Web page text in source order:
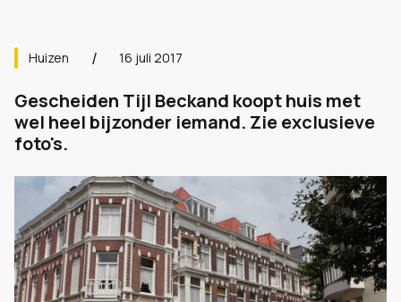
Huizen 16 juli 2017
Gescheiden Tijl Beckand koopt huis met
wel heel bijzonder iemand. Zie exclusieve
foto's.